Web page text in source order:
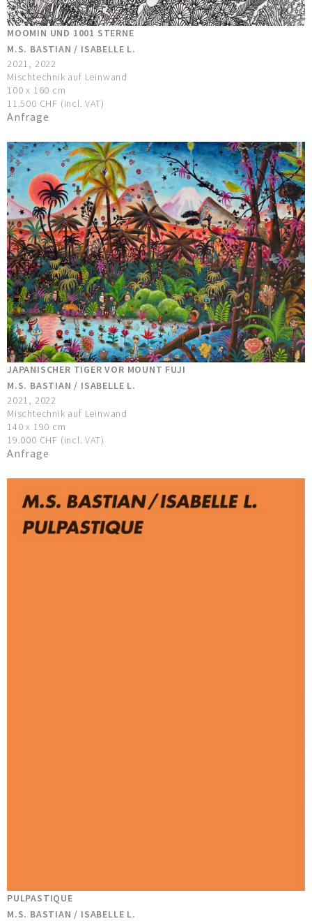
MOOMIN UND 1001 STERNE
M.S. BASTIAN / ISABELLE L.
2021, 2022
Mischtechnik auf Leinwand
100 x 160 cm
11.500 CHF (incl. VAT)
Anfrage
JAPANISCHER TIGER VOR MOUNT FUJI
M.S. BASTIAN / ISABELLE L.
2021, 2022
Mischtechnik auf Leinwand
140 x 190 cm
19.000 CHF (incl. VAT)
Anfrage
PULPASTIQUE
M.S. BASTIAN / ISABELLE L.